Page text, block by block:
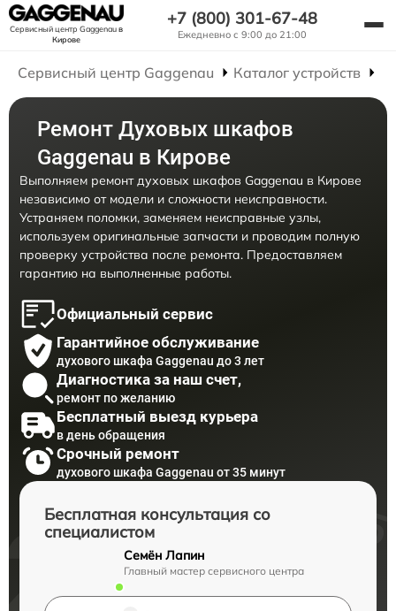
Сервисный центр Gaggenauв
Кирове
+7 (800) 301-67-48
Ежедневно с 9:00 до 21:00
Сервисный центр Gaggenau Каталог устройств
Ремонт Духовых шкафов
Gaggenau в Кирове
Выполняем ремонт духовых шкафов Gaggenau в Кирове
независимо от модели и сложности неисправности.
Устраняем поломки, заменяем неисправные узлы,
используем оригинальные запчасти и проводим полную
проверку устройства после ремонта. Предоставляем
гарантию на выполненные работы.
Официальный сервис
Гарантийное обслуживание
духового шкафа Gaggenau до 3 лет
Диагностика за наш счет,
ремонт по желанию
Бесплатный выезд курьера
в день обращения
Срочный ремонт
духового шкафа Gaggenau от 35 минут
Бесплатная консультация со
специалистом
Семён Лапин
Главный мастер сервисного центра